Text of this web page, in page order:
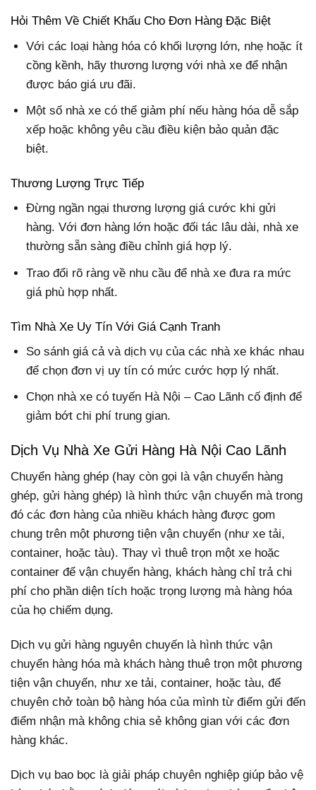
Hỏi Thêm Về Chiết Khấu Cho Đơn Hàng Đặc Biệt
Với các loại hàng hóa có khối lượng lớn, nhẹ hoặc ít
cồng kềnh, hãy thương lượng với nhà xe để nhận
được báo giá ưu đãi.
Một số nhà xe có thể giảm phí nếu hàng hóa dễ sắp
xếp hoặc không yêu cầu điều kiện bảo quản đặc
biệt.
Thương Lượng Trực Tiếp
Đừng ngần ngại thương lượng giá cước khi gửi
hàng. Với đơn hàng lớn hoặc đối tác lâu dài, nhà xe
thường sẵn sàng điều chỉnh giá hợp lý.
Trao đổi rõ ràng về nhu cầu để nhà xe đưa ra mức
giá phù hợp nhất.
Tìm Nhà Xe Uy Tín Với Giá Cạnh Tranh
So sánh giá cả và dịch vụ của các nhà xe khác nhau
để chọn đơn vị uy tín có mức cước hợp lý nhất.
Chọn nhà xe có tuyến Hà Nội – Cao Lãnh cố định để
giảm bớt chi phí trung gian.
Dịch Vụ Nhà Xe Gửi Hàng Hà Nội Cao Lãnh
Chuyển hàng ghép (hay còn gọi là vận chuyển hàng
ghép, gửi hàng ghép) là hình thức vận chuyển mà trong
đó các đơn hàng của nhiều khách hàng được gom
chung trên một phương tiện vận chuyển (như xe tải,
container, hoặc tàu). Thay vì thuê trọn một xe hoặc
container để vận chuyển hàng, khách hàng chỉ trả chi
phí cho phần diện tích hoặc trọng lượng mà hàng hóa
của họ chiếm dụng.
Dịch vụ gửi hàng nguyên chuyến là hình thức vận
chuyển hàng hóa mà khách hàng thuê trọn một phương
tiện vận chuyển, như xe tải, container, hoặc tàu, để
chuyên chở toàn bộ hàng hóa của mình từ điểm gửi đến
điểm nhận mà không chia sẻ không gian với các đơn
hàng khác.
Dịch vụ bao bọc là giải pháp chuyên nghiệp giúp bảo vệ